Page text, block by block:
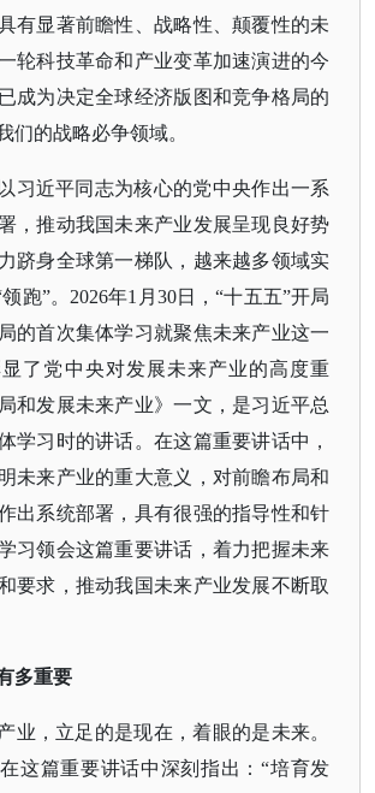
有显著前瞻性、战略性、颠覆性的未
轮科技革命和产业变革加速演进的今
成为决定全球经济版图和竞争格局的
们的战略必争领域。
习近平同志为核心的党中央作出一系
，推动我国未来产业发展呈现良好势
跻身全球第一梯队，越来越多领域实
跑”。2026年1月30日，“十五五”开局
的首次集体学习就聚焦未来产业这一
了党中央对发展未来产业的高度重
和发展未来产业》一文，是习近平总
学习时的讲话。在这篇重要讲话中，
未来产业的重大意义，对前瞻布局和
出系统部署，具有很强的指导性和针
习领会这篇重要讲话，着力把握未来
要求，推动我国未来产业发展不断取
多重要
业，立足的是现在，着眼的是未来。
这篇重要讲话中深刻指出：“培育发